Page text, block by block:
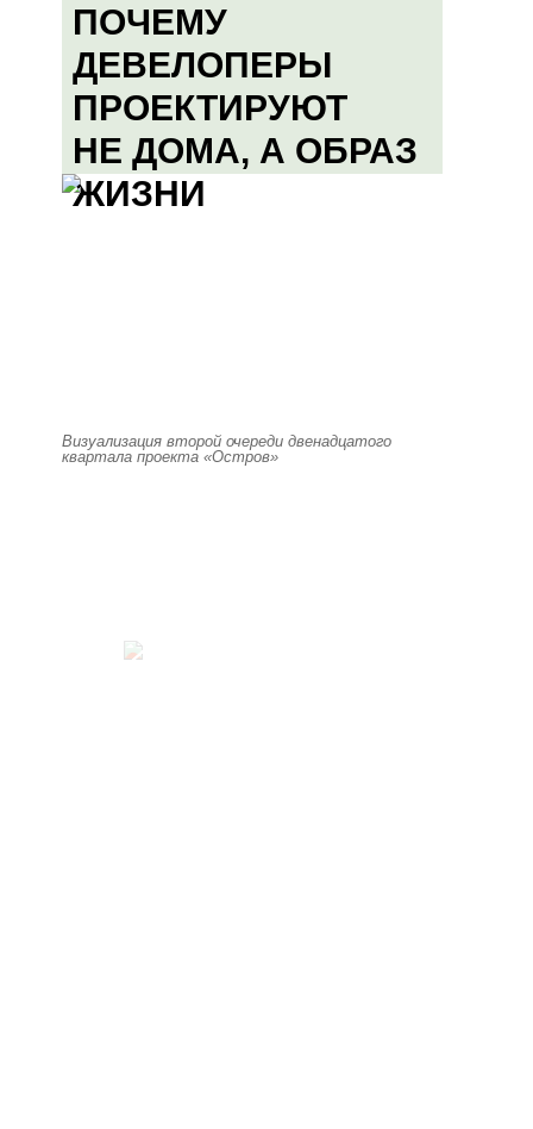
ПОЧЕМУ
ДЕВЕЛОПЕРЫ
ПРОЕКТИРУЮТ
НЕ ДОМА, А ОБРАЗ
ЖИЗНИ
Визуализация второй очереди двенадцатого
квартала проекта «Остров»